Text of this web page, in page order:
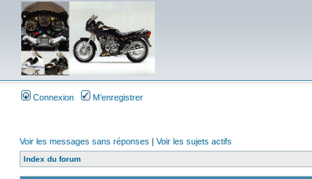
Connexion M’enregistrer
Voir les messages sans réponses | Voir les sujets actifs
Index du forum